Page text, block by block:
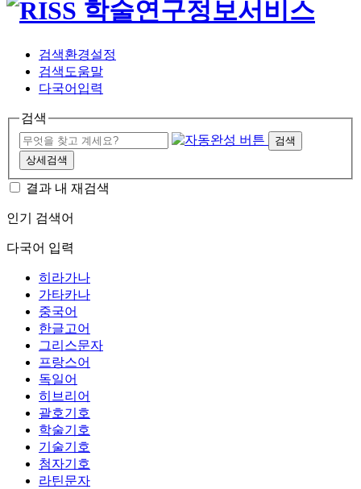
검색환경설정
검색도움말
다국어입력
검색
검색
상세검색
결과 내 재검색
인기 검색어
다국어 입력
히라가나
가타카나
중국어
한글고어
그리스문자
프랑스어
독일어
히브리어
괄호기호
학술기호
기술기호
첨자기호
라틴문자